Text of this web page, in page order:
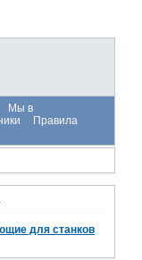
Мы в
Правила
для станков